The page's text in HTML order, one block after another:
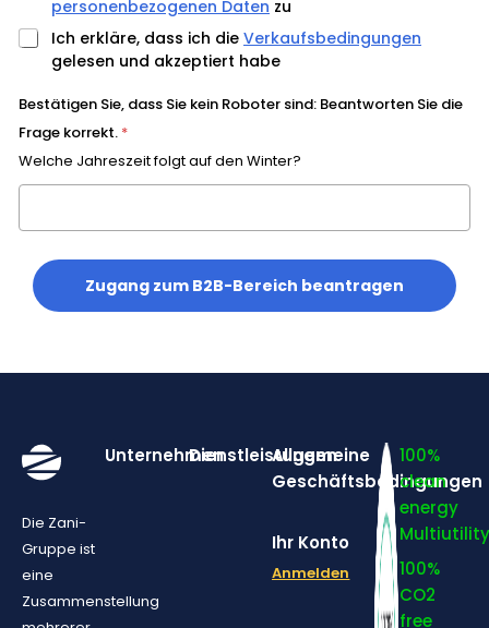
personenbezogenen Daten zu
Ich erkläre, dass ich die Verkaufsbedingungen
gelesen und akzeptiert habe
Bestätigen Sie, dass Sie kein Roboter sind: Beantworten Sie die
Frage korrekt. *
Welche Jahreszeit folgt auf den Winter?
Zugang zum B2B-Bereich beantragen
Die Zani-
Gruppe ist
eine
Zusammenstellung
UnternehmenDienstleistungen
Allgemeine
Geschäftsbedingungen
Ihr Konto
Anmelden
100%
clean
energy
Multiutility
100%
CO2
free